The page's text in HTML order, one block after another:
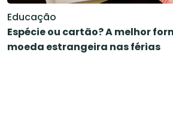
Educação
Espécie ou cartão? A melhor
moeda estrangeira nas férias